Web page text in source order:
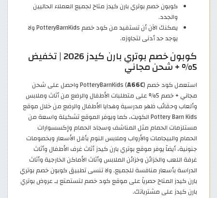
كوبون خصم بوتري بارن كيدز متاح لجميع العملاء الحاليين
والجدد.
يمكنك الآن أن تستفيد من كود خصم PotteryBarnKids ولا
يوجد حد أدنى لتجاوزه.
كوبون خصم بوتري بارن كيدز 2026 | تخفيض
5% + شحن مجاني
استعمل كود خصم PotteryBarnKids ( A66C
) واحصل على شحن
مجاني + خصم 5% على متطلبات الأطفال والرضع من أثاث وملابس
وألعاب وحقائب ظهر مدرسية وهدايا الأطفال والرضع من خلال موقع
Pottery Barn Kids الكويت، كما ويوفر الموقع تشكيلة واسعة من
مستلزمات الحمام مثل المناشف وسجاد الحمام وإكسسوارات
الحمام والبيجامات والأرواب وملابس النوم بأقل الأسعار وبخصومات
جنونية، أيضاً يوفر موقع بوتري بارن كيدز أثاث غرف الأطفال وأثاث
غرفة اللعب والخزائن وخزائن الملابس وأثاث الأماكن الخارجية وأثاث
الدراسة بأسعار منافسة للجميع. ولا تنسى تطبيق كوبون خصم بوتري
بارن كيدز المتاح حصرياً على موقع كود خصم لتستمتع بـ عروض بوتري
بارن كيدز على مشترياتك.